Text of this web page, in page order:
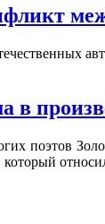
в
поэтов
который